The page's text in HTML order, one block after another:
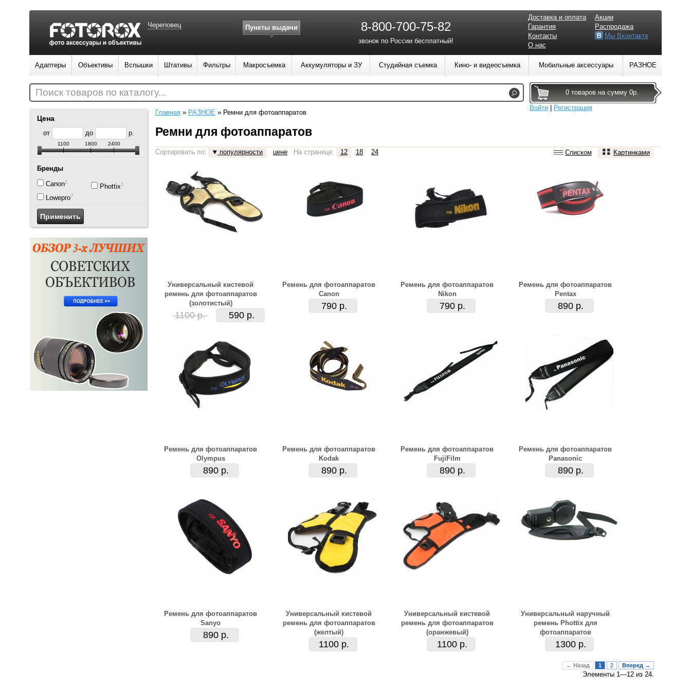
Цена
от до р.
1100 1800 2400
Бренды
Canon1
Lowepro7
Phottix1
Главная » РАЗНОЕ » Ремни для фотоаппаратов
Ремни для фотоаппаратов
Сортировать по: популярности цене На странице: 12 18 24 Списком Картинками
Универсальный кистевой
ремень для фотоаппаратов
(золотистый)
1100 р. 590 р.
Ремень для фотоаппаратов
Canon
790 р.
Ремень для фотоаппаратов
Nikon
790 р.
Ремень для фотоаппаратов
Pentax
890 р.
Ремень для фотоаппаратов
Olympus
890 р.
Ремень для фотоаппаратов
Kodak
890 р.
Ремень для фотоаппаратов
FujiFilm
890 р.
Ремень для фотоаппаратов
Panasonic
890 р.
Ремень для фотоаппаратов
Sanyo
890 р.
Универсальный кистевой
ремень для фотоаппаратов
(желтый)
1100 р.
Универсальный кистевой
ремень для фотоаппаратов
(оранжевый)
1100 р.
Универсальный наручный
ремень Phottix для
фотоаппаратов
1300 р.
← Назад 1 2 Вперед →
Элементы 1—12 из 24.
Череповец Пункты выдачи 8-800-700-75-82
звонок по России бесплатный!
Доставка и оплата
Гарантия
Контакты
О нас
Акции
Распродажа
Мы Вконтакте
Адаптеры Объективы Вспышки Штативы Фильтры Макросъемка Аккумуляторы и ЗУ Студийная съемка Кино- и видеосъемка Мобильные аксессуары РАЗНОЕ
0 товаров на сумму 0р.
Войти
Регистрация
Поиск товаров по каталогу...